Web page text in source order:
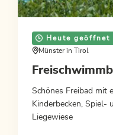
Heute geöffnet
Münster in Tirol
Schönes Freibad mit
Kinderbecken, Spiel-
Liegewiese